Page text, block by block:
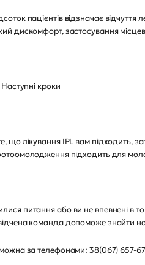
пацієнтів відзначає
дискомфорт, застосування
кроки
що лікування IPL вам підходить,
підходить для
питання або ви не впевнені в
команда допоможе знайти
за телефонами: 38(067) 657-